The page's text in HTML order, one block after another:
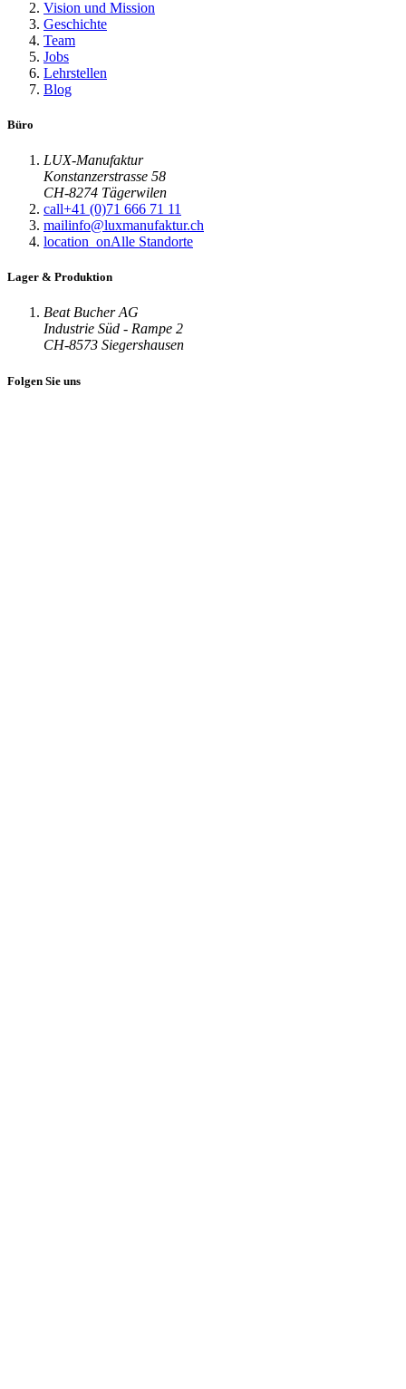
Vision und Mission
Geschichte
Team
Jobs
Lehrstellen
Blog
Büro
LUX-Manufaktur
Konstanzerstrasse 58
CH-8274 Tägerwilen
call+41 (0)71 666 71 11
mailinfo@luxmanufaktur.ch
location_onAlle Standorte
Lager & Produktion
Beat Bucher AG
Industrie Süd - Rampe 2
CH-8573 Siegershausen
Folgen Sie uns